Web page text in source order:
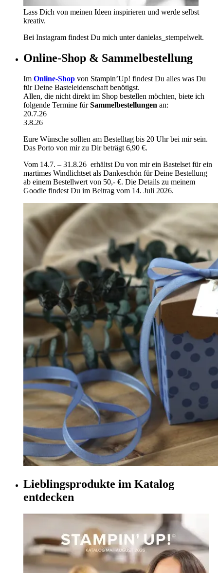
Lass Dich von meinen Ideen inspirieren und werde selbst
kreativ.
Bei Instagram findest Du mich unter danielas_stempelwelt.
Online-Shop & Sammelbestellung
Im Online-Shop von Stampin’Up! findest Du alles was Du
für Deine Basteleidenschaft benötigst.
Allen, die nicht direkt im Shop bestellen möchten, biete ich
folgende Termine fürSammelbestellungen an:
20.7.26
3.8.26
Eure Wünsche sollten am Bestelltag bis 20 Uhr bei mir sein.
Das Porto von mir zu Dir beträgt 6,90 €.
Vom 14.7. – 31.8.26 erhältst Du von mir ein Bastelset für ein
martimes Windlichtset als Dankeschön für Deine Bestellung
ab einem Bestellwert von 50,- €. Die Details zu meinem
Goodie findest Du im Beitrag vom 14. Juli 2026.
Lieblingsprodukte im Katalog
entdecken